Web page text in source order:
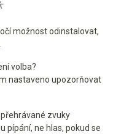
možnost odinstalovat,
volba?
nastaveno upozorňovat
zvuky
pípání, ne hlas, pokud se